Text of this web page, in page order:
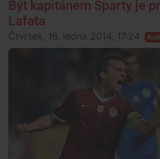
Být kapitánem Sparty je
Lafata
Čtvrtek, 16. ledna 2014, 17:24